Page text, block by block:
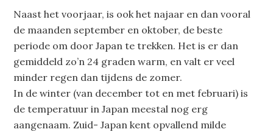
Naast het voorjaar, is ook het najaar en dan vooral
de maanden september en oktober, de beste
periode om door Japan te trekken. Het is er dan
gemiddeld zo’n 24 graden warm, en valt er veel
minder regen dan tijdens de zomer.
In de winter (van december tot en met februari) is
de temperatuur in Japan meestal nog erg
aangenaam. Zuid- Japan kent opvallend milde